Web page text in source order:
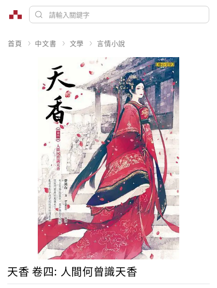
首頁 中文書 文學 言情小說
天香 卷四: 人間何曾識天香